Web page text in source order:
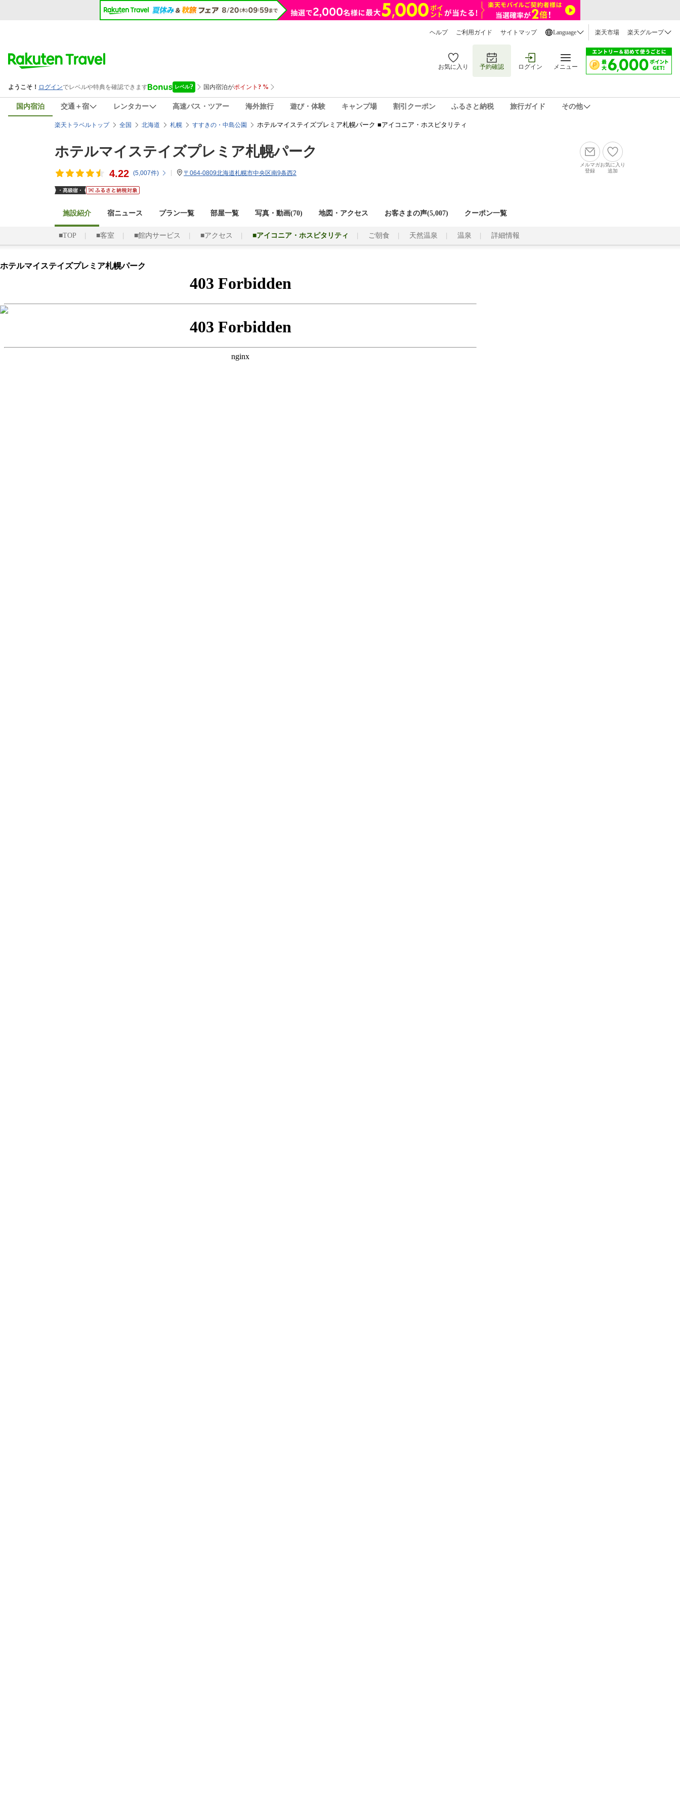
ヘルプ ご利用ガイド サイトマップ Language 楽天市場 楽天グループ
お気に入り 予約確認 ログイン メニュー
国内宿泊 交通＋宿 レンタカー 高速バス・ツアー 海外旅行 遊び・体験 キャンプ場 割引クーポン ふるさと納税 旅行ガイド その他
楽天トラベルトップ 全国 北海道 札幌 すすきの・中島公園 ホテルマイステイズプレミア札幌パーク ■アイコニア・ホスピタリティ
ホテルマイステイズプレミア札幌パーク
4.22 (5,007件) 〒064-0809北海道札幌市中央区南9条西2
メルマガ
登録
お気に入り
追加
施設紹介 宿ニュース プラン一覧 部屋一覧 写真・動画(70) 地図・アクセス お客さまの声(5,007) クーポン一覧
■TOP ■客室 ■館内サービス ■アクセス ■アイコニア・ホスピタリティ ご朝食 天然温泉 温泉 詳細情報
ホテルマイステイズプレミア札幌パーク